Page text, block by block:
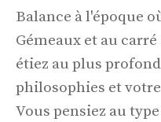
Balance à l'époque
Gémeaux et au
étiez au plus
philosophies et
Vous pensiez au